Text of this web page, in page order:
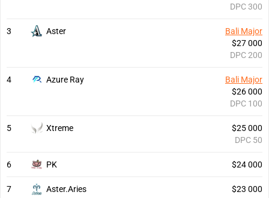
DPC 300
3 Aster
Bali Major
$27 000
DPC 200
4 Azure Ray
Bali Major
$26 000
DPC 100
5 Xtreme
$25 000
DPC 50
6 PK $24 000
7 Aster.Aries $23 000